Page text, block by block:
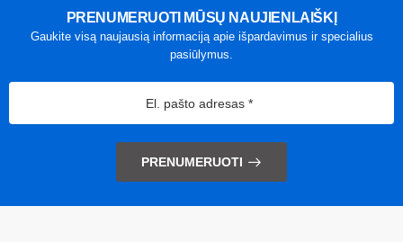
PRENUMERUOTI MŪSŲ NAUJIENLAIŠKĮ
Gaukite visą naujausią informaciją apie išpardavimus ir specialius
pasiūlymus.
PRENUMERUOTI